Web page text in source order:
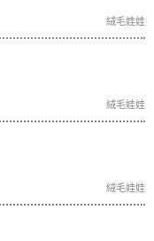
絨毛娃娃
絨毛娃娃
絨毛娃娃